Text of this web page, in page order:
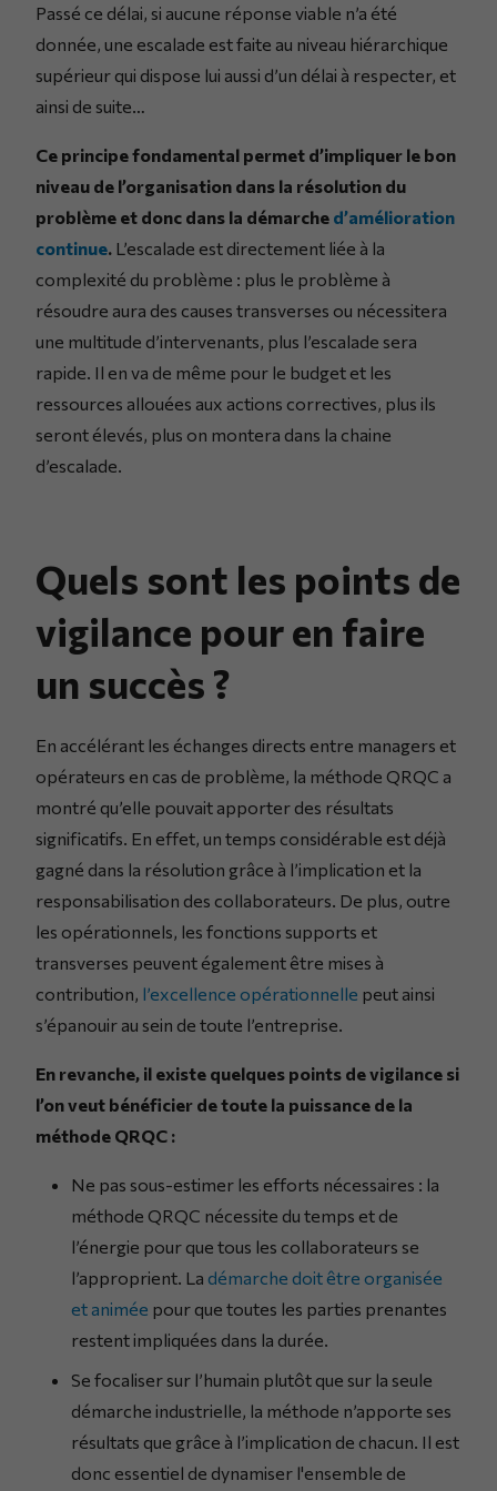
Passé ce délai, si aucune réponse viable n’a été
donnée, une escalade est faite au niveau hiérarchique
supérieur qui dispose lui aussi d’un délai à respecter, et
ainsi de suite…
Ce principe fondamental permet d’impliquer le bon
niveau de l’organisation dans la résolution du
problème et donc dans la démarche d’amélioration
continue. L’escalade est directement liée à la
complexité du problème : plus le problème à
résoudre aura des causes transverses ou nécessitera
une multitude d’intervenants, plus l’escalade sera
rapide. Il en va de même pour le budget et les
ressources allouées aux actions correctives, plus ils
seront élevés, plus on montera dans la chaine
d’escalade.
Quels sont les points de
vigilance pour en faire
un succès ?
En accélérant les échanges directs entre managers et
opérateurs en cas de problème, la méthode QRQC a
montré qu’elle pouvait apporter des résultats
significatifs. En effet, un temps considérable est déjà
gagné dans la résolution grâce à l’implication et la
responsabilisation des collaborateurs. De plus, outre
les opérationnels, les fonctions supports et
transverses peuvent également être mises à
contribution, l’excellence opérationnelle peut ainsi
s’épanouir au sein de toute l’entreprise.
En revanche, il existe quelques points de vigilance si
l’on veut bénéficier de toute la puissance de la
méthode QRQC :
Ne pas sous-estimer les efforts nécessaires : la
méthode QRQC nécessite du temps et de
l’énergie pour que tous les collaborateurs se
l’approprient. La démarche doit être organisée
et animée pour que toutes les parties prenantes
restent impliquées dans la durée.
Se focaliser sur l’humain plutôt que sur la seule
démarche industrielle, la méthode n’apporte ses
résultats que grâce à l’implication de chacun. Il est
donc essentiel de dynamiser l'ensemble de